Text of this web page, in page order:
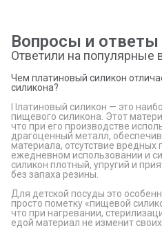
Вопросы и ответы
Ответили на популярные
Чем платиновый силикон
силикона?
Платиновый силикон — это
пищевого силикона. Этот
что при его производстве
драгоценный металл,
материала, отсутствие вредных
ежедневном использовании и
силикон плотный, упругий и
без запаха резины.
Для детской посуды это
просто пометку «пищевой
что при нагревании,
едой материал не изменит